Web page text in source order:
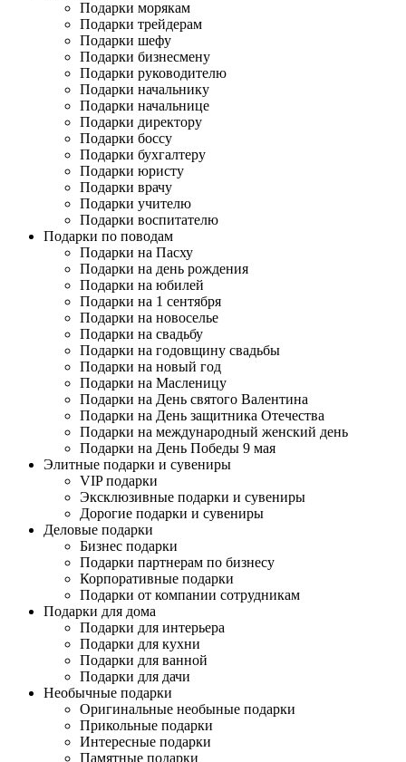
Подарки морякам
Подарки трейдерам
Подарки шефу
Подарки бизнесмену
Подарки руководителю
Подарки начальнику
Подарки начальнице
Подарки директору
Подарки боссу
Подарки бухгалтеру
Подарки юристу
Подарки врачу
Подарки учителю
Подарки воспитателю
Подарки по поводам
Подарки на Пасху
Подарки на день рождения
Подарки на юбилей
Подарки на 1 сентября
Подарки на новоселье
Подарки на свадьбу
Подарки на годовщину свадьбы
Подарки на новый год
Подарки на Масленицу
Подарки на День святого Валентина
Подарки на День защитника Отечества
Подарки на международный женский день
Подарки на День Победы 9 мая
Элитные подарки и сувениры
VIP подарки
Эксклюзивные подарки и сувениры
Дорогие подарки и сувениры
Деловые подарки
Бизнес подарки
Подарки партнерам по бизнесу
Корпоративные подарки
Подарки от компании сотрудникам
Подарки для дома
Подарки для интерьера
Подарки для кухни
Подарки для ванной
Подарки для дачи
Необычные подарки
Оригинальные необыные подарки
Прикольные подарки
Интересные подарки
Памятные подарки